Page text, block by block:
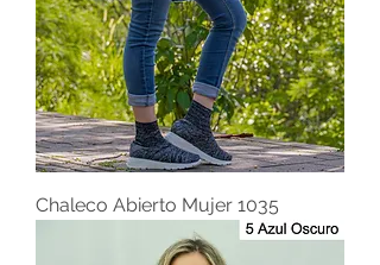
Chaleco Abierto Mujer 1035